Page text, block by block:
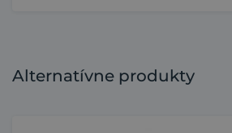
Alternatívne produkty